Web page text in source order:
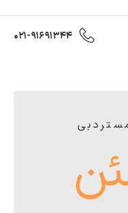
021-91691344